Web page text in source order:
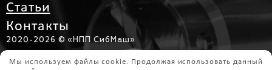
Статьи
Контакты
2020- 2026 © «НПП СибМаш»
Интернет Перспектива
Мы используем файлы cookie. Продолжая использовать данный